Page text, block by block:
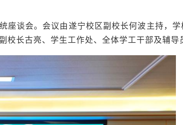
谈会。会议由遂宁校区副校长何波主持，学
长古亮、学生工作处、全体学工干部及辅导